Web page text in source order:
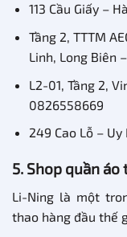
113 Cầu Giấy –
Tầng 2, TTTM
Linh, Long Biên
L2-01, Tầng 2,
0826558669
249 Cao Lỗ –
5. Shop quần
Li-Ning là một
thao hàng đầu thế